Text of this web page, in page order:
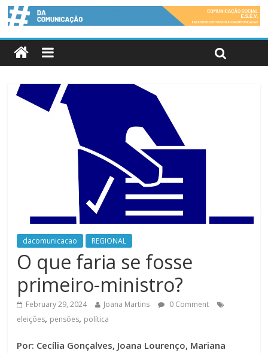
dacomunicacao REGIONAL
O que faria se fosse
primeiro-ministro?
February 29, 2024 Joana Martins
0 Comment
eleições, pensões, política
Por: Cecília Gonçalves, Joana Lourenço, Mariana